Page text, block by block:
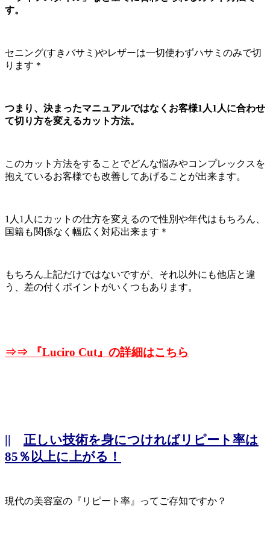
す。
セニング(すきバサミ)やレザーは一切使わずハサミのみで切
ります＊
つまり、決まったマニュアルではなくお客様1人1人に合わせ
て切り方を変えるカット方法。
このカット方法をすることでどんな悩みやコンプレックスを
抱えているお客様でも改善してあげることが出来ます。
1人1人にカットの仕方を変えるので性別や年代はもちろん、
国籍も関係なく幅広く対応出来ます＊
もちろん上記だけではないですが、それ以外にも他店と違
う、差の付くポイントがいくつもあります。
⇒⇒ 『Luciro Cut』の詳細はこちら
|| 正しい技術を身につければリピート率は
85％以上に上がる！
現代の美容室の『リピート率』ってご存知ですか？